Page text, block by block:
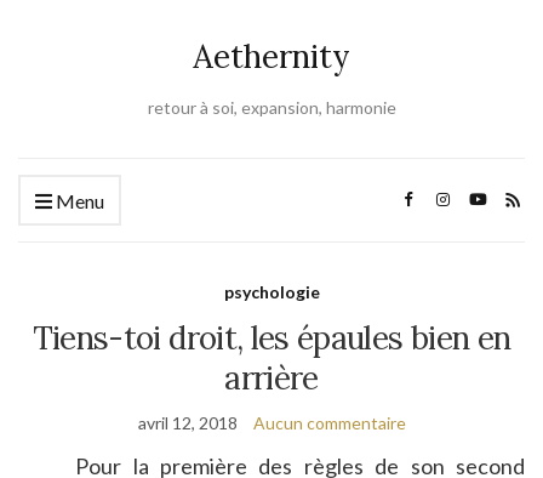
Aethernity
retour à soi, expansion, harmonie
Menu
psychologie
Tiens-toi droit, les épaules bien en
arrière
avril 12, 2018 Aucun commentaire
Pour la première des règles de son second